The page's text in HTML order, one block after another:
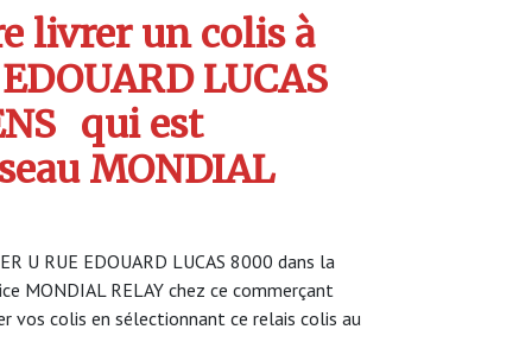
livrer un colis à
LUCAS
qui est
MONDIAL
U RUE EDOUARD LUCAS 8000 dans la
MONDIAL RELAY chez ce commerçant
vos colis en sélectionnant ce relais colis au